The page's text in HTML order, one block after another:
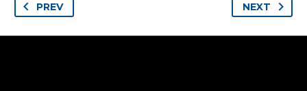
PREV NEXT